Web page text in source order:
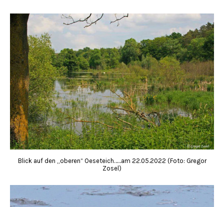
Blick auf den „oberen“ Oeseteich……am 22.05.2022 (Foto: Gregor
Zosel)